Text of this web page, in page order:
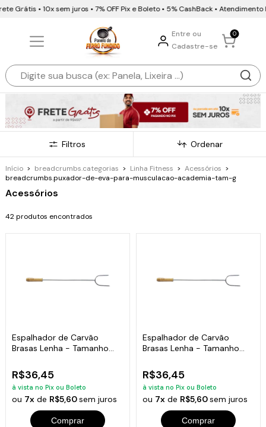
• 10x sem juros • 7% OFF Pix e Boleto • 5% CashBack • Atendimento
Entre ou
Cadastre-se
0
Filtros Ordenar
Início > breadcrumbs.categorias > Linha Fitness > Acessórios >
breadcrumbs.puxador-de-eva-para-musculacao-academia-tam-g
Acessórios
42 produtos encontrados
Espalhador de Carvão
Brasas Lenha - Tamanho
R$36,45
à vista no Pix ou Boleto
ou 7x de R$5,60sem juros
Comprar
Espalhador de Carvão
Brasas Lenha - Tamanho
R$36,45
à vista no Pix ou Boleto
ou 7xde R$5,60sem juros
Comprar